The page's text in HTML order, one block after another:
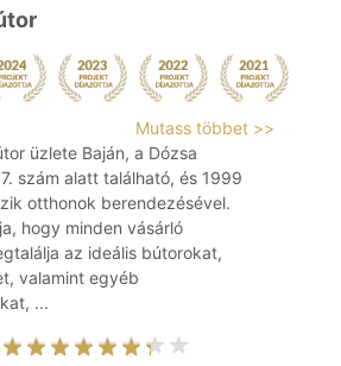
Mutass többet >>
üzlete Baján, a Dózsa
szám alatt található, és 1999
otthonok berendezésével.
hogy minden vásárló
az ideális bútorokat,
valamint egyéb
...